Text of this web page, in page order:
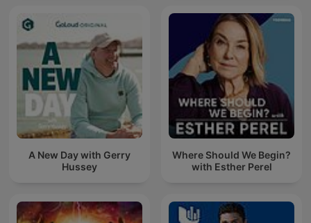
A New Day with Gerry
Hussey
Where Should We Begin?
with Esther Perel